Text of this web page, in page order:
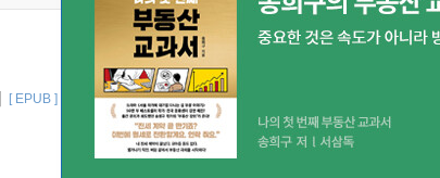
[ EPUB ]